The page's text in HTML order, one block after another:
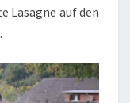
Lasagne auf den